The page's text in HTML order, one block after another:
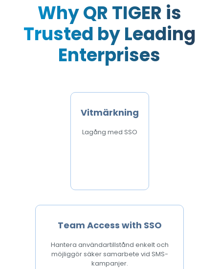
Why QR TIGER is
Trusted by Leading
Enterprises
Vitmärkning
Lagång med SSO
Team Access with SSO
Hantera användartillstånd enkelt och
möjliggör säker samarbete vid SMS-
kampanjer.